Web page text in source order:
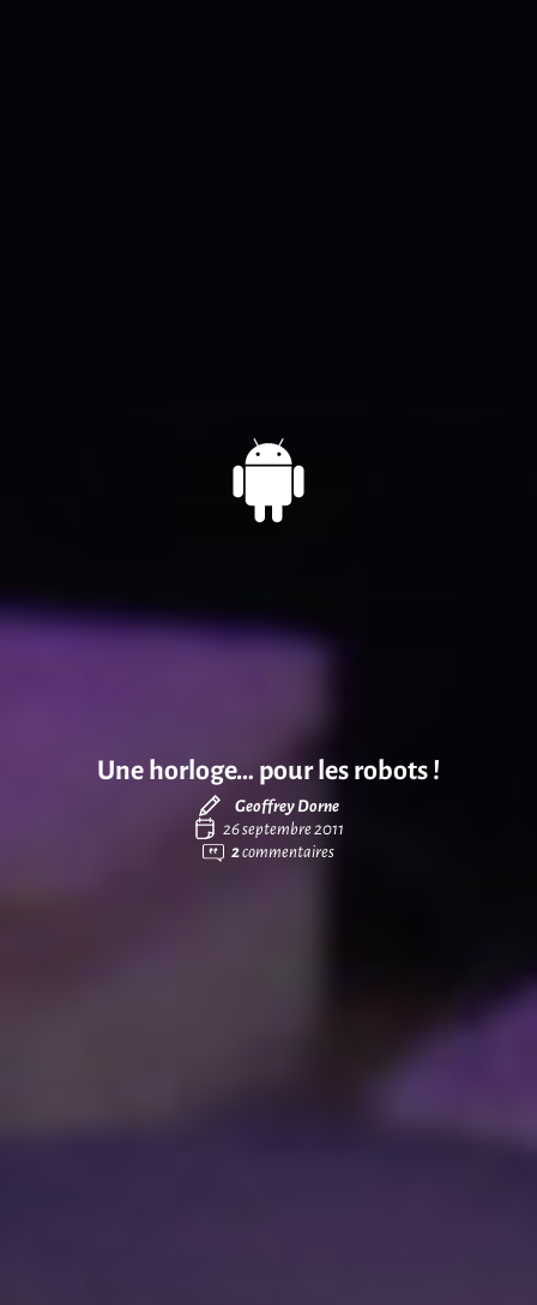
Une horloge… pour les robots !
Geoffrey Dorne
26 septembre 2011
2commentaires